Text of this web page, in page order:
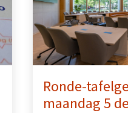
Ronde-
maandag 5